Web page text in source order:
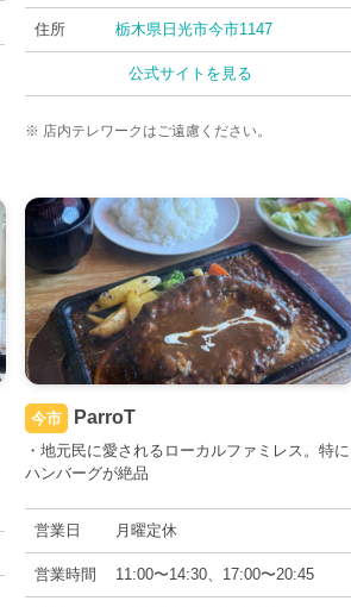
住所 栃木県日光市今市1147
公式サイトを見る
※ 店内テレワークはご遠慮ください。
今市 ParroT
・地元民に愛されるローカルファミレス。特に
ハンバーグが絶品
営業日 月曜定休
営業時間 11:00〜14:30、17:00〜20:45